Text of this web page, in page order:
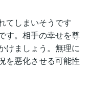
てしまいそうです
す。相手の幸せを尊
けましょう。無理に
を悪化させる可能性